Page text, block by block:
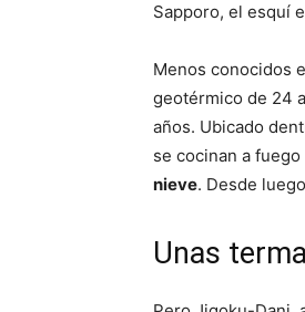
Sapporo, el esquí
Menos conocidos
geotérmico de 24
años. Ubicado
se cocinan a
nieve. Desde
Unas